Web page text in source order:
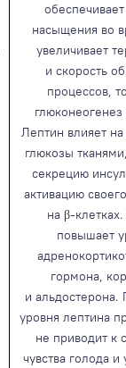
обеспечивает
насыщения во
увеличивает
и скорость
процессов,
Лептин влияет
глюкозы
секрецию
активацию
на β-
повышает
гормона,
и
уровня лептина
не приводит к
чувства голода